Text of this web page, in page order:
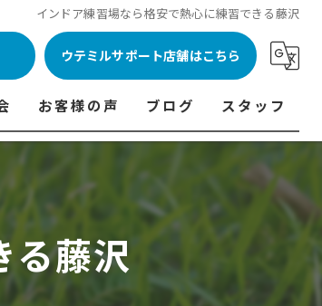
インドア練習場なら格安で熱心に練習できる藤沢
ウテミルサポート店舗はこちら
・・・
試打会 商品ラインナップ一覧
お客様の声
フィッテイング・試打会参加者の声
ブログ スタッフ
代表あいさつ
る藤沢